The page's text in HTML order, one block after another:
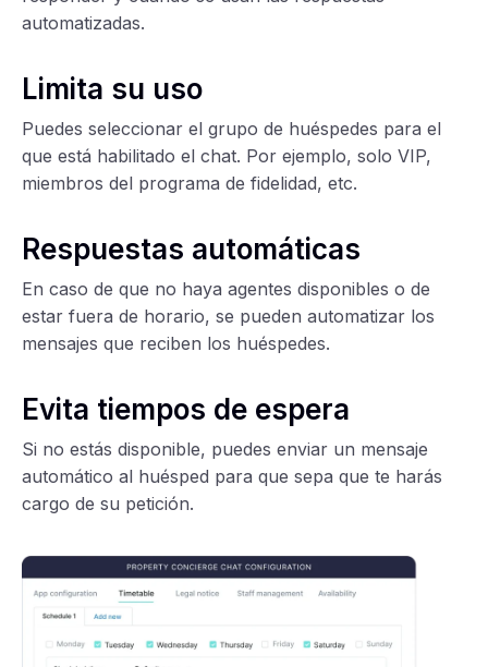
automatizadas.
Limita su uso
Puedes seleccionar el grupo de huéspedes para el
que está habilitado el chat. Por ejemplo, solo VIP,
miembros del programa de fidelidad, etc.
Respuestas automáticas
En caso de que no haya agentes disponibles o de
estar fuera de horario, se pueden automatizar los
mensajes que reciben los huéspedes.
Evita tiempos de espera
Si no estás disponible, puedes enviar un mensaje
automático al huésped para que sepa que te harás
cargo de su petición.